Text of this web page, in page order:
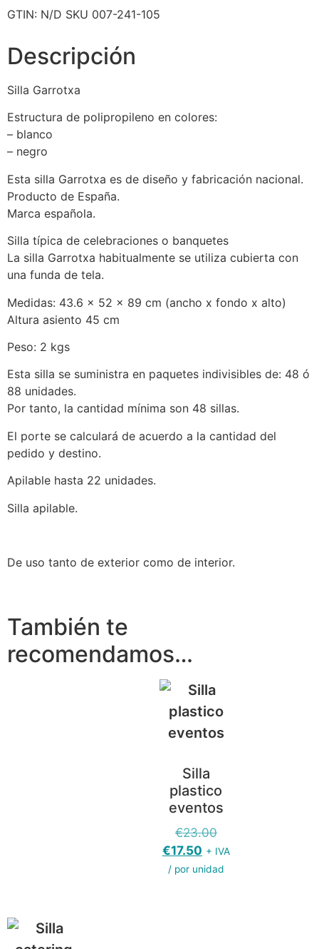
GTIN: N/D SKU 007-241-105
Descripción
Silla Garrotxa
Estructura de polipropileno en colores:
– blanco
– negro
Esta silla Garrotxa es de diseño y fabricación nacional.
Producto de España.
Marca española.
Silla típica de celebraciones o banquetes
La silla Garrotxa habitualmente se utiliza cubierta con
una funda de tela.
Medidas: 43.6 x 52 x 89 cm (ancho x fondo x alto)
Altura asiento 45 cm
Peso: 2 kgs
Esta silla se suministra en paquetes indivisibles de: 48 ó
88 unidades.
Por tanto, la cantidad mínima son 48 sillas.
El porte se calculará de acuerdo a la cantidad del
pedido y destino.
Apilable hasta 22 unidades.
Silla apilable.
De uso tanto de exterior como de interior.
También te
recomendamos…
Silla
plastico
eventos
€23.00
€17.50 + IVA
/ por unidad